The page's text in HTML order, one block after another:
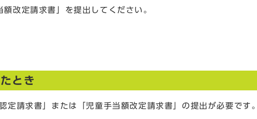
改定請求書」を提出してください。
とき
請求書」または「児童手当額改定請求書」の提出が必要です。